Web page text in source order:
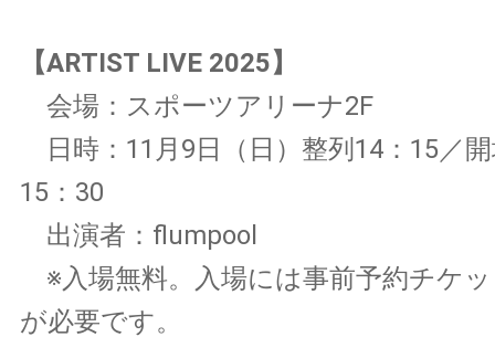
【ARTIST LIVE 2025】
会場：スポーツアリーナ2F
日時：11月9日（日）整列14：15／
15：30
出演者：flumpool
※入場無料。入場には事前予約チケ
が必要です。